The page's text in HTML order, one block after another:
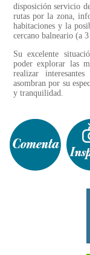
disposición servicio
rutas por la zona,
habitaciones y la
cercano balneario (a
Su excelente
poder explorar las
realizar
asombran por su
y tranquilidad.